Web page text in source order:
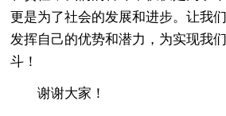
更是为了社会的发展和进步。让我
发挥自己的优势和潜力，为实现我
斗！
谢谢大家！